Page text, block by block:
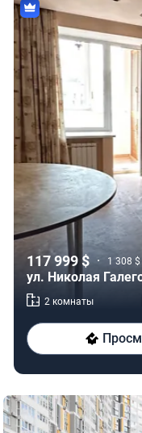
117 999 $ 1 308 $
ул. Николая
2 комнаты